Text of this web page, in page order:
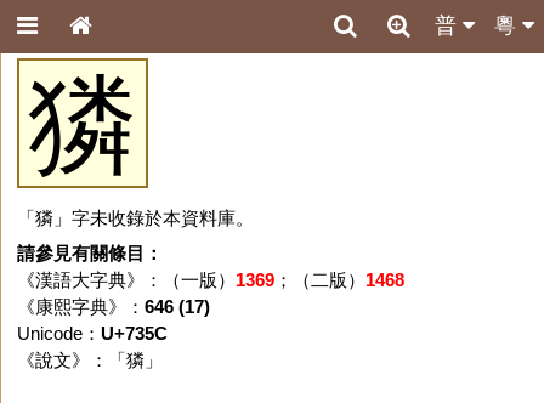
粵
普
獜
「獜」字未收錄於本資料庫。
請參見有關條目：
《漢語大字典》：（一版） 1369；（二版） 1468
《康熙字典》： 646 (17)
Unicode： U+735C
《說文》：「 獜」